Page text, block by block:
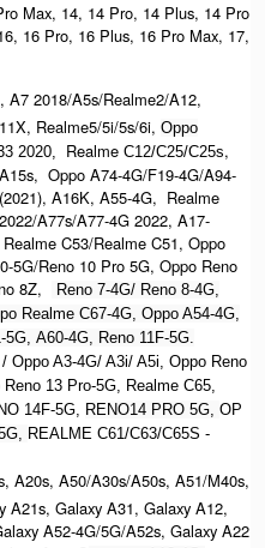
Max, 14, 14 Pro, 14 Plus, 14 Pro
16 Pro, 16 Plus, 16 Pro Max, 17,
A7 2018/A5s/Realme2/A12,
Realme5/5i/5s/6i, Oppo
2020, Realme C12/C25/C25s,
Oppo A74-4G/F19-4G/A94-
A16K, A55-4G, Realme
A77s/A77-4G 2022, A17-
C53/Realme C51, Oppo
5G/Reno 10 Pro 5G, Oppo Reno
8Z,
Reno 7-4G/ Reno 8-4G,
Realme C67-4G, Oppo A54-4G,
A60-4G, Reno 11F-5G.
Oppo A3-4G/ A3i/ A5i, Oppo Reno
13 Pro-5G, Realme C65,
14F-5G, RENO14 PRO 5G, OP
REALME C61/C63/C65S -
A20s, A50/A30s/A50s, A51/M40s,
Galaxy A31, Galaxy A12,
A52-4G/5G/A52s, Galaxy A22